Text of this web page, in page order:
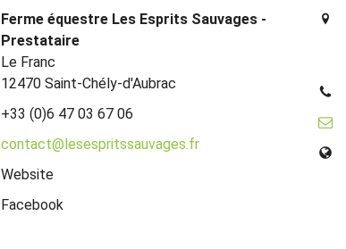
Ferme équestre Les Esprits Sauvages -
Prestataire
Le Franc
12470 Saint-Chély-d'Aubrac
+33 (0)6 47 03 67 06
contact@lesespritssauvages.fr
Website
Facebook